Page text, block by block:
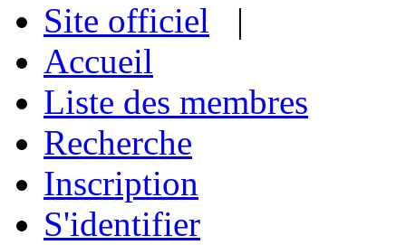
Site officiel |
Accueil
Liste des membres
Recherche
Inscription
S'identifier